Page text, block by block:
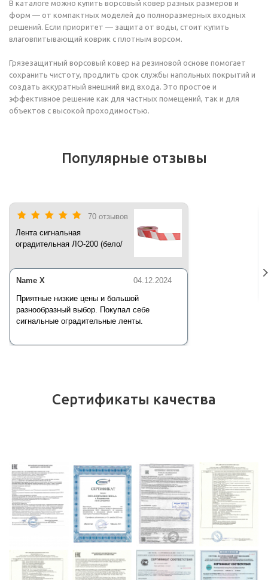
В каталоге можно купить ворсовый ковер разных размеров и
форм — от компактных моделей до полноразмерных входных
решений. Если приоритет — защита от воды, стоит купить
влаговпитывающий коврик с плотным ворсом.
Грязезащитный ворсовый ковер на резиновой основе помогает
сохранить чистоту, продлить срок службы напольных покрытий и
создать аккуратный внешний вид входа. Это простое и
эффективное решение как для частных помещений, так и для
объектов с высокой проходимостью.
Популярные отзывы
70 отзывов
Лента сигнальная
оградительная ЛО-200 (бело/
04.12.2024
Name X
Приятные низкие цены и большой
разнообразный выбор. Покупал себе
сигнальные оградительные ленты.
Сертификаты качества